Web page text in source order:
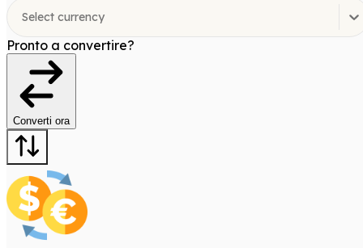
Select currency
Pronto a convertire?
Converti ora